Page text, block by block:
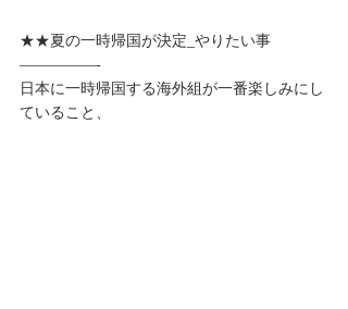
★★夏の一時帰国が決定_やりたい事
—————-
日本に一時帰国する海外組が一番楽しみにし
ていること、